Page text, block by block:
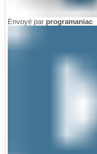
Envoyé par programaniac